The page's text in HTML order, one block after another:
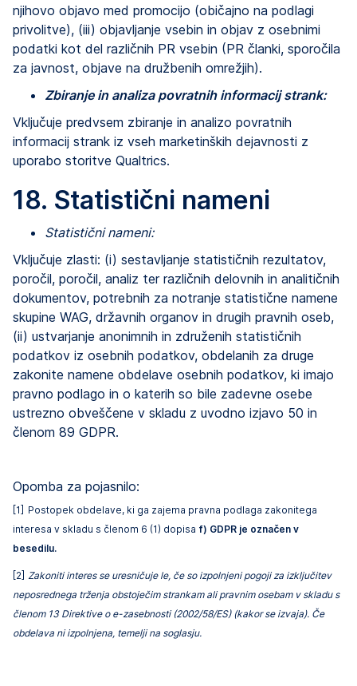
njihovo objavo med promocijo (običajno na podlagi
privolitve), (iii) objavljanje vsebin in objav z osebnimi
podatki kot del različnih PR vsebin (PR članki, sporočila
za javnost, objave na družbenih omrežjih).
Zbiranje in analiza povratnih informacij strank:
Vključuje predvsem zbiranje in analizo povratnih
informacij strank iz vseh marketinških dejavnosti z
uporabo storitve Qualtrics.
18. Statistični nameni
Statistični nameni:
Vključuje zlasti: (i) sestavljanje statističnih rezultatov,
poročil, poročil, analiz ter različnih delovnih in analitičnih
dokumentov, potrebnih za notranje statistične namene
skupine WAG, državnih organov in drugih pravnih oseb,
(ii) ustvarjanje anonimnih in združenih statističnih
podatkov iz osebnih podatkov, obdelanih za druge
zakonite namene obdelave osebnih podatkov, ki imajo
pravno podlago in o katerih so bile zadevne osebe
ustrezno obveščene v skladu z uvodno izjavo 50 in
členom 89 GDPR.
Opomba za pojasnilo:
[1] Postopek obdelave, ki ga zajema pravna podlaga zakonitega
interesa v skladu s členom 6 (1) dopisa f) GDPR je označen v
besedilu.
[2] Zakoniti interes se uresničuje le, če so izpolnjeni pogoji za izključitev
neposrednega trženja obstoječim strankam ali pravnim osebam v skladu s
členom 13 Direktive o e-zasebnosti (2002/58/ES) (kakor se izvaja). Če
obdelava ni izpolnjena, temelji na soglasju.